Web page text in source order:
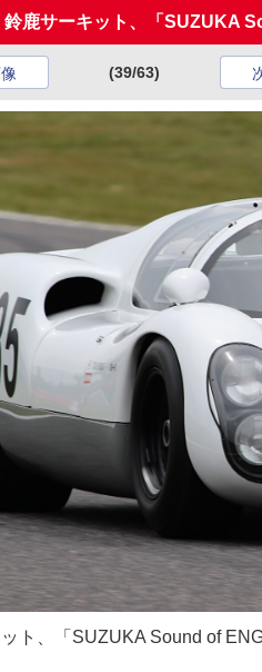
鈴鹿サーキット、「SUZUKA
(39/63)
ト、「SUZUKA Sound of